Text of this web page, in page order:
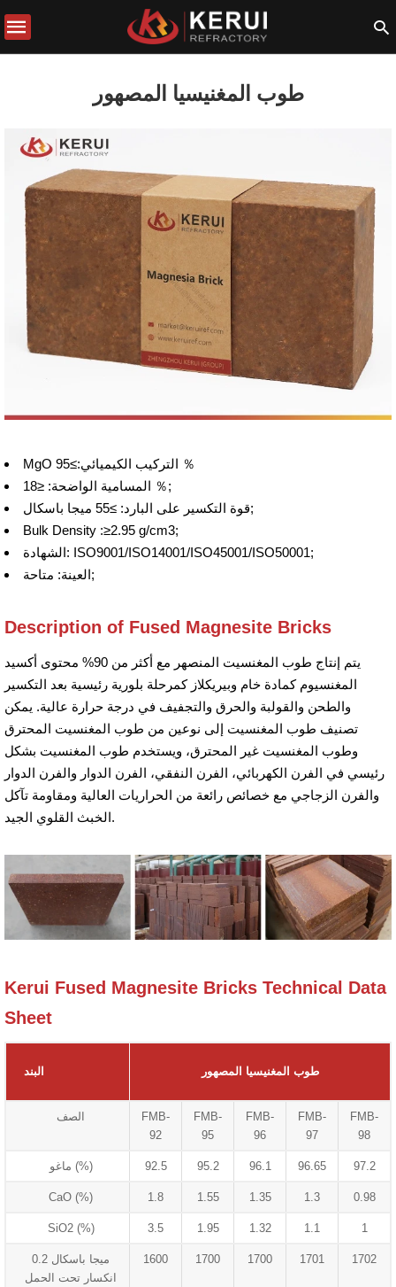
طوب المغنيسيا المصهور
MgO التركيب الكيميائي:≥95 ％
المسامية الواضحة: ≤18 ％;
قوة التكسير على البارد: ≥55 ميجا باسكال;
Bulk Density :≥2.95 g/cm3;
الشهادة: ISO9001/ISO14001/ISO45001/ISO50001;
العينة: متاحة;
Description of Fused Magnesite Bricks
يتم إنتاج طوب المغنسيت المنصهر مع أكثر من 90% محتوى أكسيد
المغنسيوم كمادة خام وبيريكلاز كمرحلة بلورية رئيسية بعد التكسير
والطحن والقولبة والحرق والتجفيف في درجة حرارة عالية. يمكن
تصنيف طوب المغنسيت إلى نوعين من طوب المغنسيت المحترق
وطوب المغنسيت غير المحترق، ويستخدم طوب المغنسيت بشكل
رئيسي في الفرن الكهربائي، الفرن النفقي، الفرن الدوار والفرن الدوار
والفرن الزجاجي مع خصائص رائعة من الحراريات العالية ومقاومة تآكل
الخبث القلوي الجيد.
Kerui Fused Magnesite Bricks Technical Data
Sheet
البند طوب المغنيسيا المصهور
الصف
FMB-
92
FMB-
95
FMB-
96
FMB-
97
FMB-
98
ماغو (%) 92.5 95.2 96.1 96.65 97.2
CaO (%) 1.8 1.55 1.35 1.3 0.98
SiO2 (%) 3.5 1.95 1.32 1.1 1
0.2 ميجا باسكال
انكسار تحت الحمل
1600 1700 1700 1701 1702